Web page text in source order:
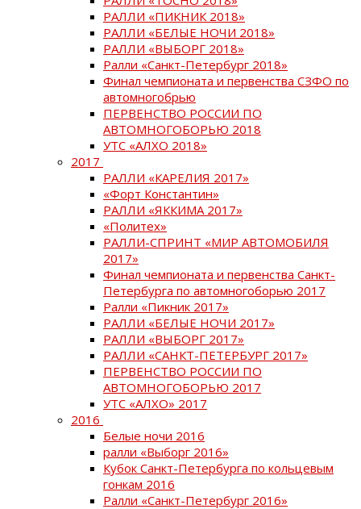
РАЛЛИ «ПИКНИК 2018»
РАЛЛИ «БЕЛЫЕ НОЧИ 2018»
РАЛЛИ «ВЫБОРГ 2018»
Ралли «Санкт-Петербург 2018»
Финал чемпионата и первенства СЗФО по
автомногобрью
ПЕРВЕНСТВО РОССИИ ПО
АВТОМНОГОБОРЬЮ 2018
УТС «АЛХО 2018»
2017
РАЛЛИ «КАРЕЛИЯ 2017»
«Форт Константин»
РАЛЛИ «ЯККИМА 2017»
«Политех»
РАЛЛИ-СПРИНТ «МИР АВТОМОБИЛЯ
2017»
Финал чемпионата и первенства Санкт-
Петербурга по автомногоборью 2017
Ралли «Пикник 2017»
РАЛЛИ «БЕЛЫЕ НОЧИ 2017»
РАЛЛИ «ВЫБОРГ 2017»
РАЛЛИ «САНКТ-ПЕТЕРБУРГ 2017»
ПЕРВЕНСТВО РОССИИ ПО
АВТОМНОГОБОРЬЮ 2017
УТС «АЛХО» 2017
2016
Белые ночи 2016
ралли «Выборг 2016»
Кубок Санкт-Петербурга по кольцевым
гонкам 2016
Ралли «Санкт-Петербург 2016»